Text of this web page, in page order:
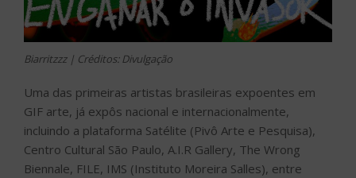
Biarritzzz | Créditos: Divulgação
Uma das primeiras artistas brasileiras expoentes em
GIF arte, já expôs nacional e internacionalmente,
incluindo a plataforma Satélite (Pivô Arte e Pesquisa),
Centro Cultural São Paulo, A.I.R Gallery, The Wrong
Biennale, FILE, IMS (Instituto Moreira Salles), entre